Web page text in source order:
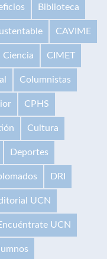
Biblioteca
CAVIME
Ciencia CIMET
Columnistas
CPHS
Cultura
Deportes
DRI
UCN
UCN